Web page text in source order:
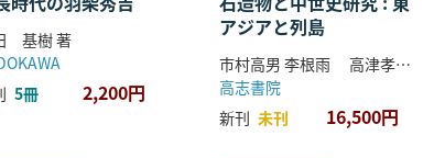
基樹 著
5冊 2,200円
アジアと列島
市村高男 李根雨 高津孝 劉恒武 編
高志書院
新刊 未刊 16,500円